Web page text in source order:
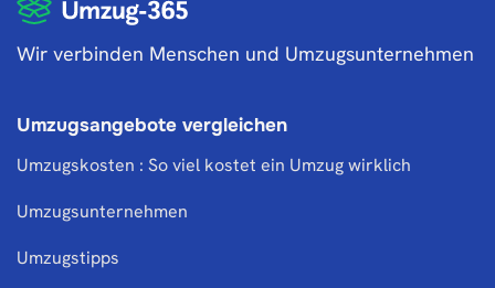
Wir verbinden Menschen und Umzugsunternehmen
Umzugsangebote vergleichen
Umzugskosten : So viel kostet ein Umzug wirklich
Umzugsunternehmen
Umzugstipps